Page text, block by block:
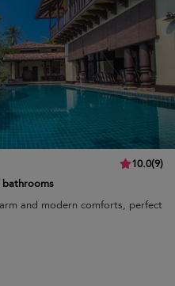
10.0(9)
bathrooms
and modern comforts, perfect